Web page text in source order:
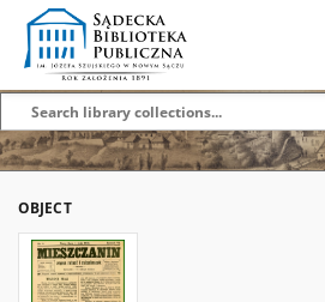
OBJECT